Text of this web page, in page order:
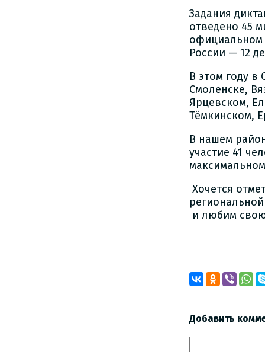
Задания
отведено 45
официальном
России — 12
В этом году в
Смоленске,
Ярцевском,
Тёмкинском,
В нашем
участие 41
Хочется
и любим
Добавить